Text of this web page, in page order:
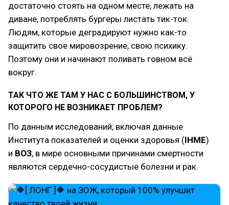
достаточно стоять на одном месте, лежать на
диване, потреблять бургеры листать тик-ток.
Людям, которые деградируют нужно как-то
защитить свое мировозрение, свою психику.
Поэтому они и начинают поливать говном всё
вокруг.
ТАК ЧТО ЖЕ ТАМ У НАС С БОЛЬШИНСТВОМ, У
КОТОРОГО НЕ ВОЗНИКАЕТ ПРОБЛЕМ?
По данным исследований, включая данные
Института показателей и оценки здоровья (IHME)
и ВОЗ, в мире основными причинами смертности
являются сердечно-сосудистые болезни и рак.